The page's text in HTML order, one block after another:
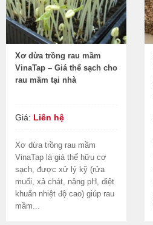
Xơ dừa trồng rau mầm
VinaTap – Giá thể sạch cho
rau mầm tại nhà
Giá: Liên hệ
Xơ dừa trồng rau mầm
VinaTap là giá thể hữu cơ
sạch, được xử lý kỹ (rửa
muối, xả chát, nâng pH, diệt
khuẩn nhiệt độ cao) giúp rau
mầm...